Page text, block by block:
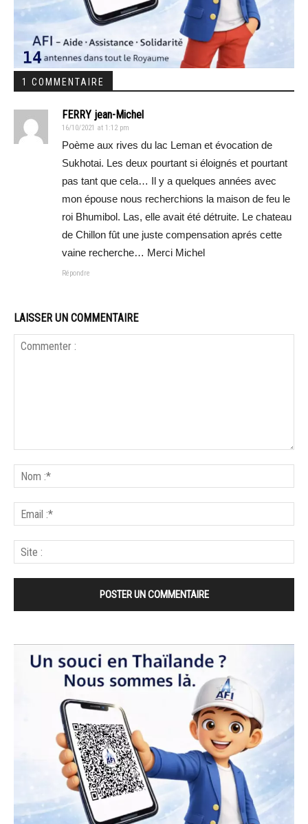
1 COMMENTAIRE
FERRY jean-Michel
16/10/2021 at 1:12 pm
Poème aux rives du lac Leman et évocation de
Sukhotai. Les deux pourtant si éloignés et pourtant
pas tant que cela… Il y a quelques années avec
mon épouse nous recherchions la maison de feu le
roi Bhumibol. Las, elle avait été détruite. Le chateau
de Chillon fût une juste compensation aprés cette
vaine recherche… Merci Michel
Répondre
LAISSER UN COMMENTAIRE